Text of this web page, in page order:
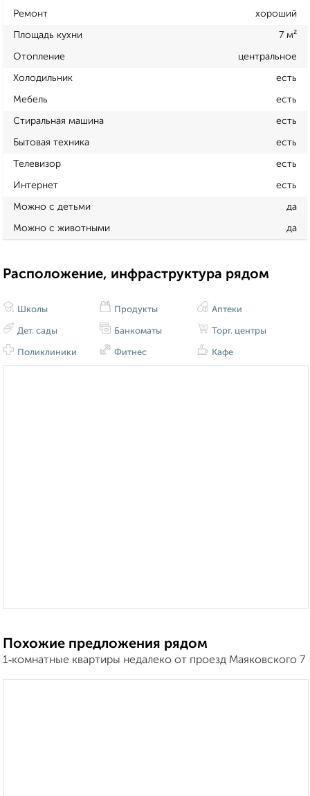
Ремонт хороший
Площадь кухни 7 м²
Отопление центральное
Холодильник есть
Мебель есть
Стиральная машина есть
Бытовая техника есть
Телевизор есть
Интернет есть
Можно с детьми да
Можно с животными да
Расположение, инфраструктура рядом
Школы
Дет. сады
Поликлиники
Продукты
Банкоматы
Фитнес
Аптеки
Торг. центры
Кафе
Похожие предложения рядом
1‑комнатные квартиры недалеко от проезд Маяковского 7